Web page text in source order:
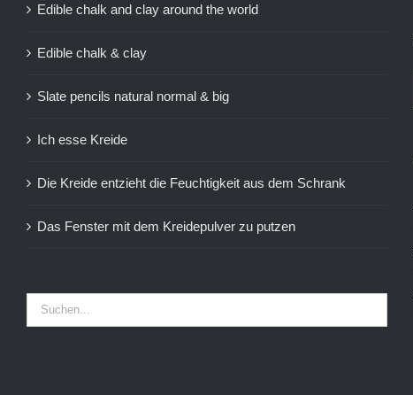
Edible chalk and clay around the world
Edible chalk & clay
Slate pencils natural normal & big
Ich esse Kreide
Die Kreide entzieht die Feuchtigkeit aus dem Schrank
Das Fenster mit dem Kreidepulver zu putzen